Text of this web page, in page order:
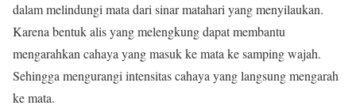
dalam melindungi mata dari sinar matahari yang menyilaukan.
Karena bentuk alis yang melengkung dapat membantu
mengarahkan cahaya yang masuk ke mata ke samping wajah.
Sehingga mengurangi intensitas cahaya yang langsung mengarah
ke mata.